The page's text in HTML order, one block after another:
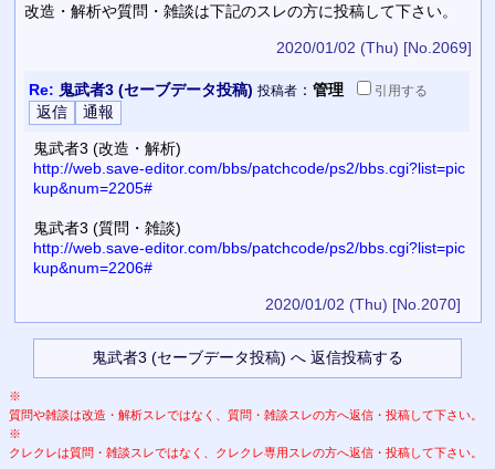
改造・解析や質問・雑談は下記のスレの方に投稿して下さい。
2020/01/02 (Thu) [No.2069]
Re: 鬼武者3 (セーブデータ投稿) 投稿者： 管理 引用する
鬼武者3 (改造・解析)
http://web.save-editor.com/bbs/patchcode/ps2/bbs.cgi?list=pic
kup&num=2205#
鬼武者3 (質問・雑談)
http://web.save-editor.com/bbs/patchcode/ps2/bbs.cgi?list=pic
kup&num=2206#
2020/01/02 (Thu) [No.2070]
※
質問や雑談は改造・解析スレではなく、質問・雑談スレの方へ返信・投稿して下さい。
※
クレクレは質問・雑談スレではなく、クレクレ専用スレの方へ返信・投稿して下さい。